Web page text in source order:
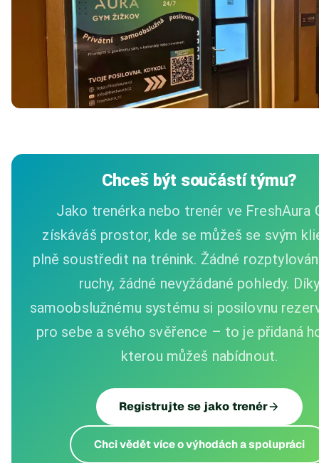
Chceš být součástí týmu?
Jako trenérka nebo trenér ve FreshAura
získáváš prostor, kde se můžeš se svým
plně soustředit na trénink. Žádné
ruchy, žádné nevyžádané pohledy.
samoobslužnému systému si posilovnu
pro sebe a svého svěřence – to je přidaná
kterou můžeš nabídnout.
Registrujte se jako trenér
Chci vědět více o výhodách a spolupráci